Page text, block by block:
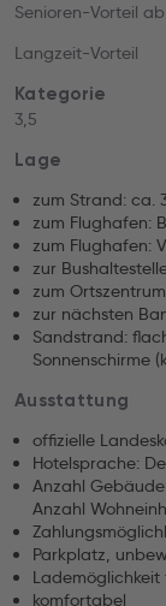
Senioren-Vorteil
Langzeit-Vorteil
Kategorie
3,5
Lage
zum Strand: ca.
zum Flughafen:
zum Flughafen:
zur
zum
zur nächsten
Sandstrand:
Sonnenschirme
Ausstattung
offizielle
Hotelsprache:
Anzahl
Anzahl
Parkplatz,
Lademöglichkeit
komfortabel